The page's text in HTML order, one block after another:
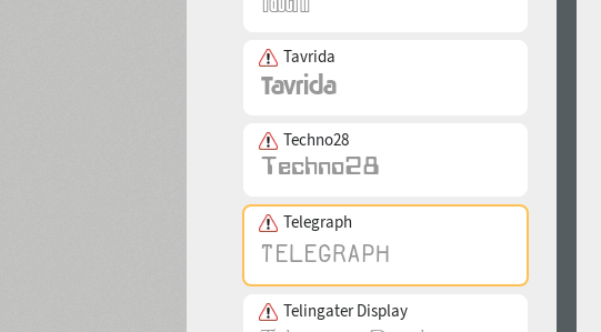
Tavrida
Techno28
Telegraph
Telingater Display